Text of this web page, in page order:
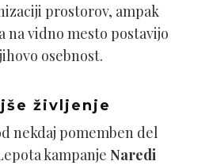
prostorov, ampak
na vidno mesto postavijo
osebnost.
življenje
nekdaj pomemben del
kampanje Naredi